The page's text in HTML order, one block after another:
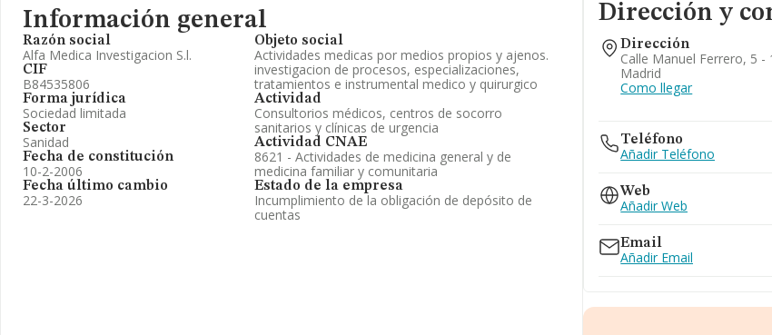
Información general
Razón social
Alfa Medica Investigacion S.l.
CIF
B84535806
Forma jurídica
Sociedad limitada
Sector
Sanidad
Fecha de constitución
10-2-2006
Fecha último cambio
22-3-2026
Objeto social
Actividades medicas por medios propios y ajenos.
investigacion de procesos, especializaciones,
tratamientos e instrumental medico y quirurgico
Actividad
Consultorios médicos, centros de socorro
sanitarios y clínicas de urgencia
Actividad CNAE
8621 - Actividades de medicina general y de
medicina familiar y comunitaria
Estado de la empresa
Incumplimiento de la obligación de depósito de
cuentas
Dirección y
Dirección
Calle Manuel Ferrero, 5 -
Madrid
Como llegar
Teléfono
Añadir Teléfono
Web
Añadir Web
Email
Añadir Email